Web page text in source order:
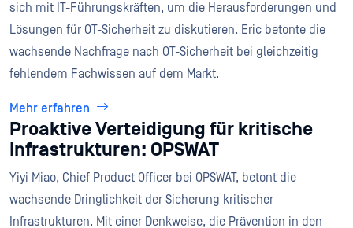
sich mit IT-Führungskräften, um die Herausforderungen und
Lösungen für OT-Sicherheit zu diskutieren. Eric betonte die
wachsende Nachfrage nach OT-Sicherheit bei gleichzeitig
fehlendem Fachwissen auf dem Markt.
Mehr erfahren
Proaktive Verteidigung für kritische
Infrastrukturen: OPSWAT
Yiyi Miao, Chief Product Officer bei OPSWAT, betont die
wachsende Dringlichkeit der Sicherung kritischer
Infrastrukturen. Mit einer Denkweise, die Prävention in den